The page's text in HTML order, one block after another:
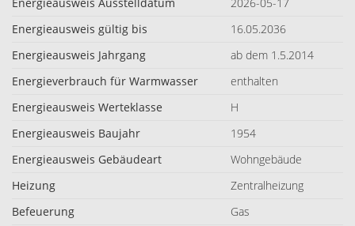
Energieausweis gültig bis
16.05.2036
Energieausweis Jahrgang
ab dem 1.5.2014
Energieverbrauch für Warmwasser
enthalten
Energieausweis Werteklasse
H
Energieausweis Baujahr
1954
Energieausweis Gebäudeart
Wohngebäude
Heizung
Zentralheizung
Befeuerung
Gas